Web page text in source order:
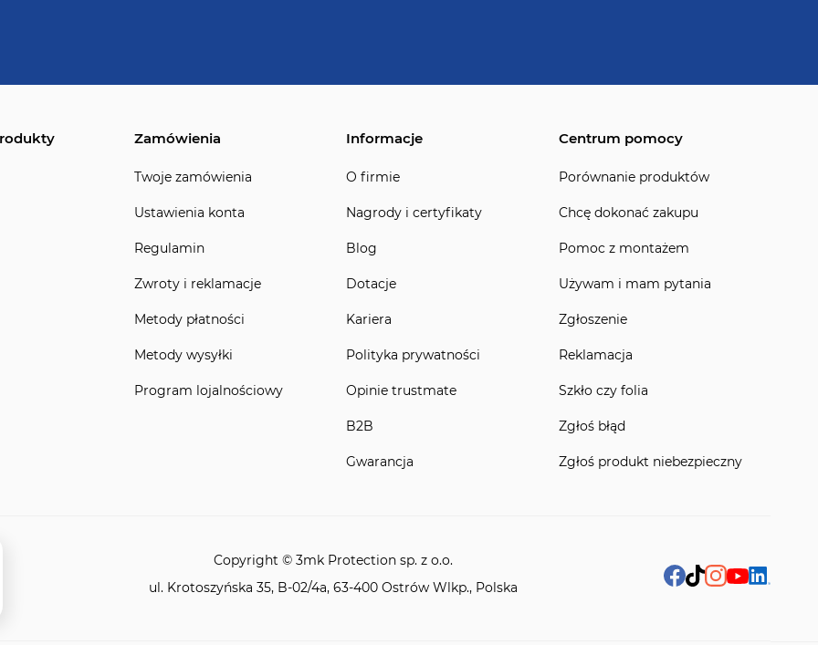
Zamówienia
Twoje zamówienia
Ustawienia konta
Regulamin
Zwroty i reklamacje
Metody płatności
Metody wysyłki
Program lojalnościowy
Informacje
O firmie
Nagrody i certyfikaty
Blog
Dotacje
Kariera
Polityka prywatności
Opinie trustmate
B2B
Gwarancja
Centrum pomocy
Porównanie produktów
Chcę dokonać zakupu
Pomoc z montażem
Używam i mam pytania
Zgłoszenie
Reklamacja
Szkło czy folia
Zgłoś błąd
Zgłoś produkt niebezpieczny
Copyright © 3mk Protection sp. z o.o.
ul. Krotoszyńska 35, B-02/4a, 63-400 Ostrów Wlkp., Polska